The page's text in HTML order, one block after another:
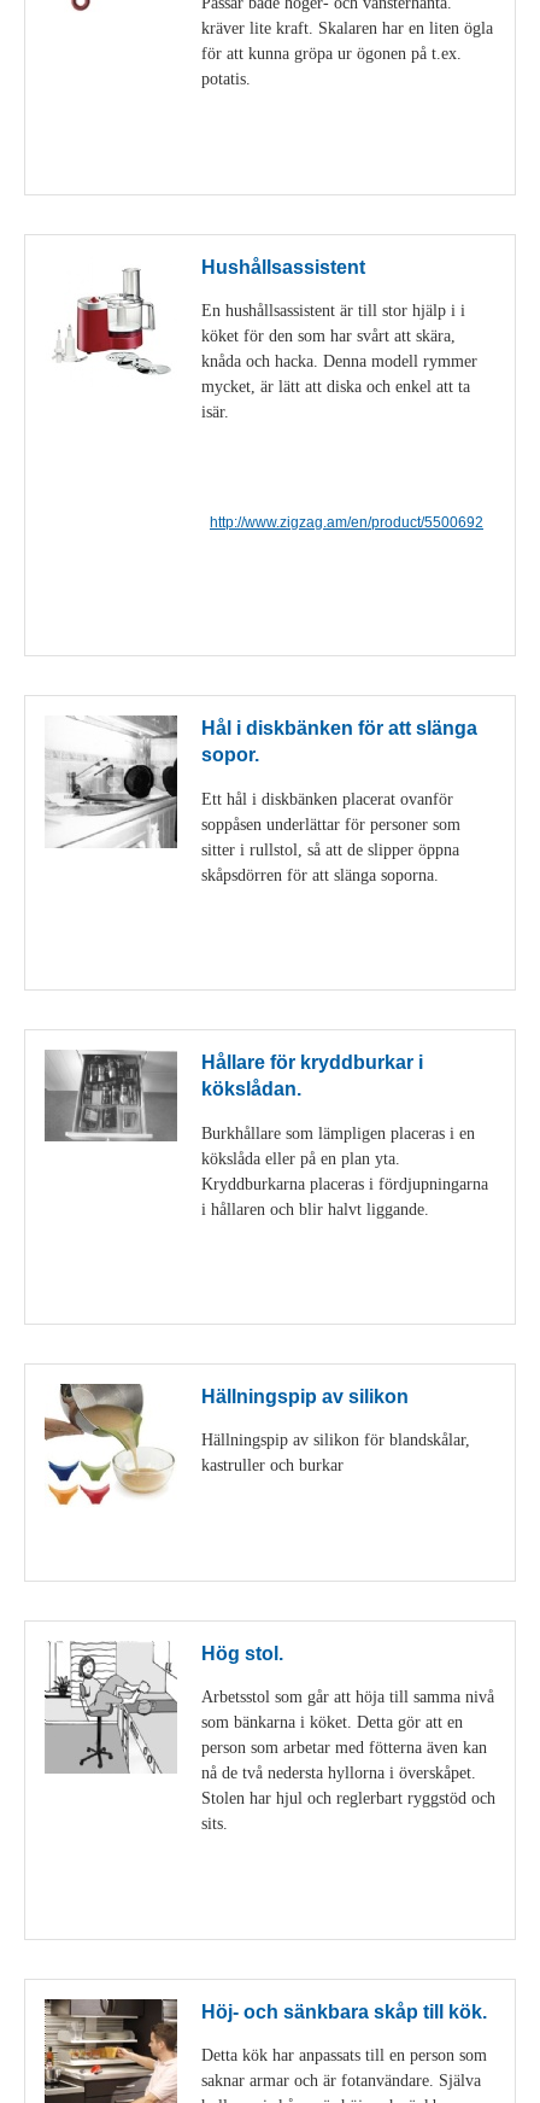
kräver lite kraft. Skalaren har en liten ögla
för att kunna gröpa ur ögonen på t.ex.
potatis.
Hushållsassistent
En hushållsassistent är till stor hjälp i i
köket för den som har svårt att skära,
knåda och hacka. Denna modell rymmer
mycket, är lätt att diska och enkel att ta
isär.
http://www.zigzag.am/en/product/5500692
Hål i diskbänken för att slänga
sopor.
Ett hål i diskbänken placerat ovanför
soppåsen underlättar för personer som
sitter i rullstol, så att de slipper öppna
skåpsdörren för att slänga soporna.
Hållare för kryddburkar i
kökslådan.
Burkhållare som lämpligen placeras i en
kökslåda eller på en plan yta.
Kryddburkarna placeras i fördjupningarna
i hållaren och blir halvt liggande.
Hällningspip av silikon
Hällningspip av silikon för blandskålar,
kastruller och burkar
Hög stol.
Arbetsstol som går att höja till samma nivå
som bänkarna i köket. Detta gör att en
person som arbetar med fötterna även kan
nå de två nedersta hyllorna i överskåpet.
Stolen har hjul och reglerbart ryggstöd och
sits.
Höj- och sänkbara skåp till kök.
Detta kök har anpassats till en person som
saknar armar och är fotanvändare. Själva